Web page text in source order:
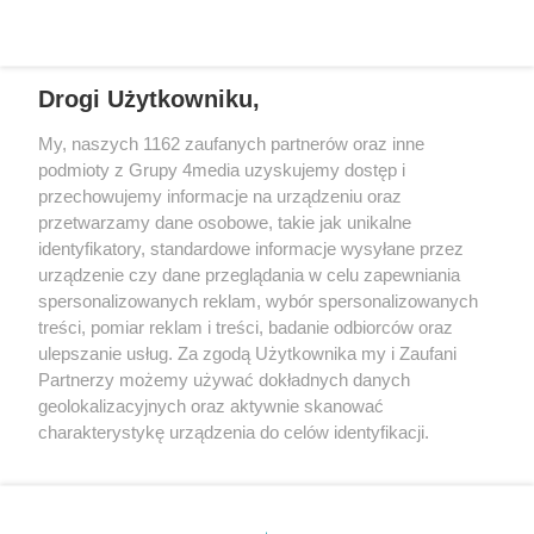
REKLAMA
Reklama Kontakt
Informacja o Nadawcy
Drogi Użytkowniku,
My, naszych 1162 zaufanych partnerów oraz inne
podmioty z Grupy 4media uzyskujemy dostęp i
przechowujemy informacje na urządzeniu oraz
przetwarzamy dane osobowe, takie jak unikalne
identyfikatory, standardowe informacje wysyłane przez
urządzenie czy dane przeglądania w celu zapewniania
spersonalizowanych reklam, wybór spersonalizowanych
treści, pomiar reklam i treści, badanie odbiorców oraz
ulepszanie usług. Za zgodą Użytkownika my i Zaufani
Partnerzy możemy używać dokładnych danych
geolokalizacyjnych oraz aktywnie skanować
charakterystykę urządzenia do celów identyfikacji.